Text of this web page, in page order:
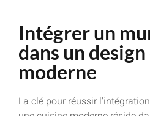
Intégrer un
dans un
moderne
La clé pour réussir